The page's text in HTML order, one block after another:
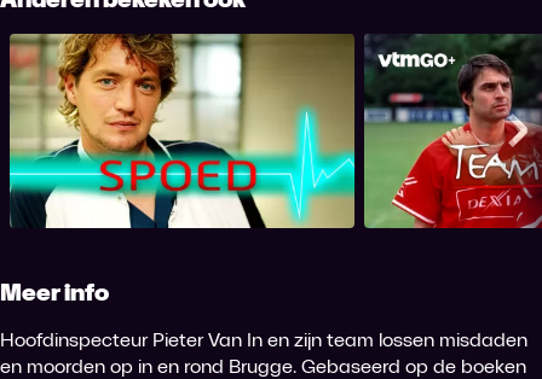
Spoed Team
Meer info
Hoofdinspecteur Pieter Van In en zijn team lossen misdaden
en moorden op in en rond Brugge. Gebaseerd op de boeken